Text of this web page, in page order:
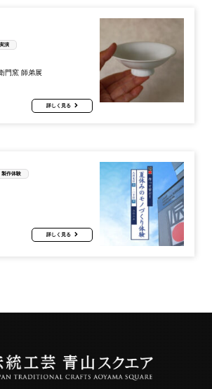
演
門窯 師弟展
詳しく見る
製作体験
詳しく見る